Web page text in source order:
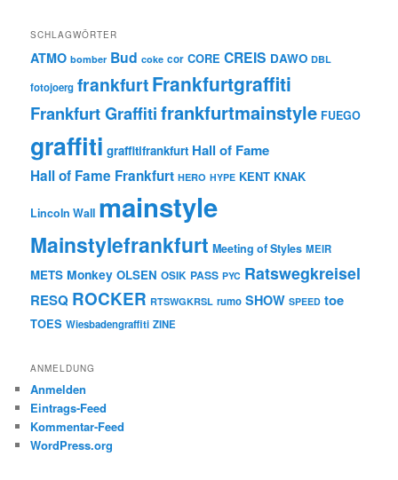
SCHLAGWÖRTER
ATMO bomber Bud coke cor CORE CREIS DAWO DBL
fotojoerg frankfurtFrankfurtgraffiti
Frankfurt Graffitifrankfurtmainstyle FUEGO
graffiti graffitifrankfurt Hall of Fame
Hall of Fame Frankfurt HERO HYPE KENT KNAK
Lincoln Wall mainstyle
Mainstylefrankfurt Meeting of Styles MEIR
METS Monkey OLSEN OSIK PASS PYC Ratswegkreisel
RESQ ROCKER RTSWGKRSL rumo SHOW SPEED toe
TOES Wiesbadengraffiti ZINE
ANMELDUNG
Anmelden
Eintrags-Feed
Kommentar-Feed
WordPress.org